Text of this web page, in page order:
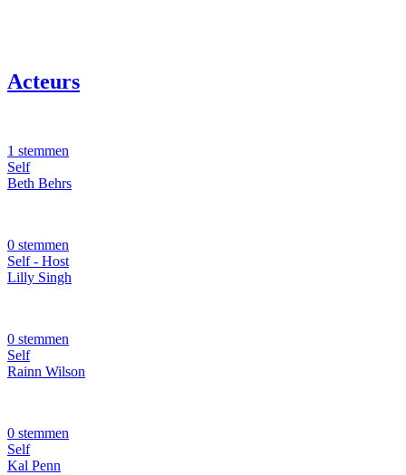
Acteurs
1 stemmen
Self
Beth Behrs
0 stemmen
Self - Host
Lilly Singh
0 stemmen
Self
Rainn Wilson
0 stemmen
Self
Kal Penn